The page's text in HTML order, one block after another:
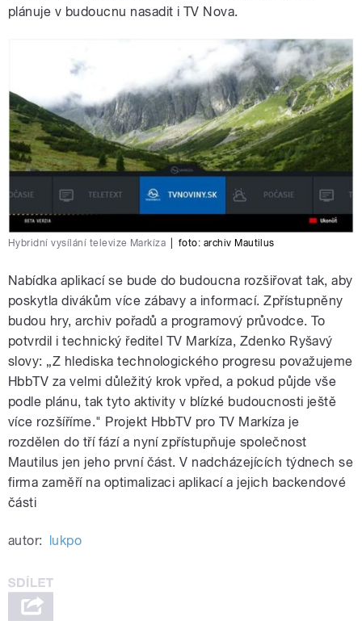
plánuje v budoucnu nasadit i TV Nova.
Hybridní vysílání televize Markíza foto: archiv Mautilus
Nabídka aplikací se bude do budoucna rozšiřovat tak, aby
poskytla divákům více zábavy a informací. Zpřístupněny
budou hry, archiv pořadů a programový průvodce. To
potvrdil i technický ředitel TV Markíza, Zdenko Ryšavý
slovy: „Z hlediska technologického progresu považujeme
HbbTV za velmi důležitý krok vpřed, a pokud půjde vše
podle plánu, tak tyto aktivity v blízké budoucnosti ještě
více rozšíříme." Projekt HbbTV pro TV Markíza je
rozdělen do tří fází a nyní zpřístupňuje společnost
Mautilus jen jeho první část. V nadcházejících týdnech se
firma zaměří na optimalizaci aplikací a jejich backendové
části
autor: lukpo